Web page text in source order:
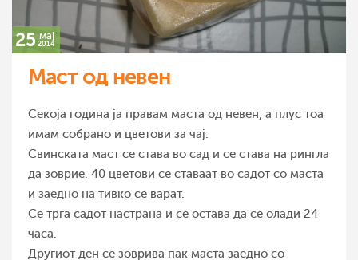
25 мај
2014
Маст од невен
Секоја година ја правам маста од невен, а плус тоа
имам собрано и цветови за чај.
Свинската маст се става во сад и се става на рингла
да зоврие. 40 цветови се ставаат во садот со маста
и заедно на тивко се варат.
Се трга садот настрана и се остава да се олади 24
часа.
Другиот ден се зоврива пак маста заедно со